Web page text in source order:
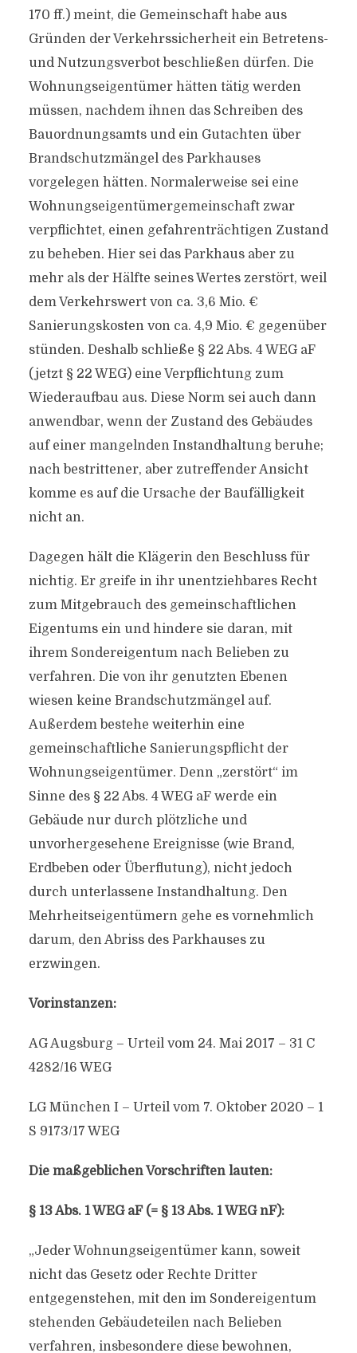
170 ff.) meint, die Gemeinschaft habe aus
Gründen der Verkehrssicherheit ein Betretens-
und Nutzungsverbot beschließen dürfen. Die
Wohnungseigentümer hätten tätig werden
müssen, nachdem ihnen das Schreiben des
Bauordnungsamts und ein Gutachten über
Brandschutzmängel des Parkhauses
vorgelegen hätten. Normalerweise sei eine
Wohnungseigentümergemeinschaft zwar
verpflichtet, einen gefahrenträchtigen Zustand
zu beheben. Hier sei das Parkhaus aber zu
mehr als der Hälfte seines Wertes zerstört, weil
dem Verkehrswert von ca. 3,6 Mio. €
Sanierungskosten von ca. 4,9 Mio. € gegenüber
stünden. Deshalb schließe § 22 Abs. 4 WEG aF
(jetzt § 22 WEG) eine Verpflichtung zum
Wiederaufbau aus. Diese Norm sei auch dann
anwendbar, wenn der Zustand des Gebäudes
auf einer mangelnden Instandhaltung beruhe;
nach bestrittener, aber zutreffender Ansicht
komme es auf die Ursache der Baufälligkeit
nicht an.
Dagegen hält die Klägerin den Beschluss für
nichtig. Er greife in ihr unentziehbares Recht
zum Mitgebrauch des gemeinschaftlichen
Eigentums ein und hindere sie daran, mit
ihrem Sondereigentum nach Belieben zu
verfahren. Die von ihr genutzten Ebenen
wiesen keine Brandschutzmängel auf.
Außerdem bestehe weiterhin eine
gemeinschaftliche Sanierungspflicht der
Wohnungseigentümer. Denn „zerstört“ im
Sinne des § 22 Abs. 4 WEG aF werde ein
Gebäude nur durch plötzliche und
unvorhergesehene Ereignisse (wie Brand,
Erdbeben oder Überflutung), nicht jedoch
durch unterlassene Instandhaltung. Den
Mehrheitseigentümern gehe es vornehmlich
darum, den Abriss des Parkhauses zu
erzwingen.
Vorinstanzen:
AG Augsburg – Urteil vom 24. Mai 2017 – 31 C
4282/16 WEG
LG München I – Urteil vom 7. Oktober 2020 – 1
S 9173/17 WEG
Die maßgeblichen Vorschriften lauten:
§ 13 Abs. 1 WEG aF (= § 13 Abs. 1 WEG nF):
„Jeder Wohnungseigentümer kann, soweit
nicht das Gesetz oder Rechte Dritter
entgegenstehen, mit den im Sondereigentum
stehenden Gebäudeteilen nach Belieben
verfahren, insbesondere diese bewohnen,